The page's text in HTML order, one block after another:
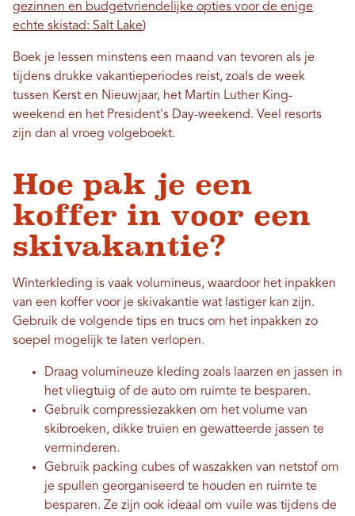
gezinnen en budgetvriendelijke opties voor de enige
echte skistad: Salt Lake)
Boek je lessen minstens een maand van tevoren als je
tijdens drukke vakantieperiodes reist, zoals de week
tussen Kerst en Nieuwjaar, het Martin Luther King-
weekend en het President's Day-weekend. Veel resorts
zijn dan al vroeg volgeboekt.
Hoe pak je een
koffer in voor een
skivakantie?
Winterkleding is vaak volumineus, waardoor het inpakken
van een koffer voor je skivakantie wat lastiger kan zijn.
Gebruik de volgende tips en trucs om het inpakken zo
soepel mogelijk te laten verlopen.
Draag volumineuze kleding zoals laarzen en jassen in
het vliegtuig of de auto om ruimte te besparen.
Gebruik compressiezakken om het volume van
skibroeken, dikke truien en gewatteerde jassen te
verminderen.
Gebruik packing cubes of waszakken van netstof om
je spullen georganiseerd te houden en ruimte te
besparen. Ze zijn ook ideaal om vuile was tijdens de